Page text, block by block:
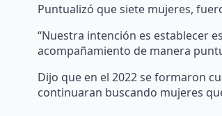
Puntualizó que siete mujeres,
“Nuestra intención es establecer
acompañamiento de manera
Dijo que en el 2022 se formaron
continuaran buscando mujeres